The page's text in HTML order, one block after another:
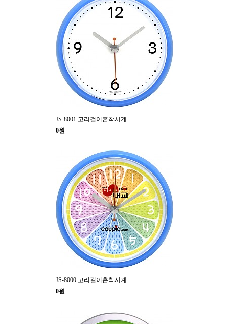
JS-8001 고리걸이흡착시계
0원
JS-8000 고리걸이흡착시계
0원